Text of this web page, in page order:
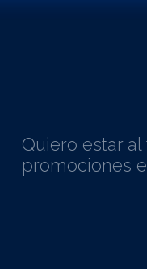
Quiero estar
promociones